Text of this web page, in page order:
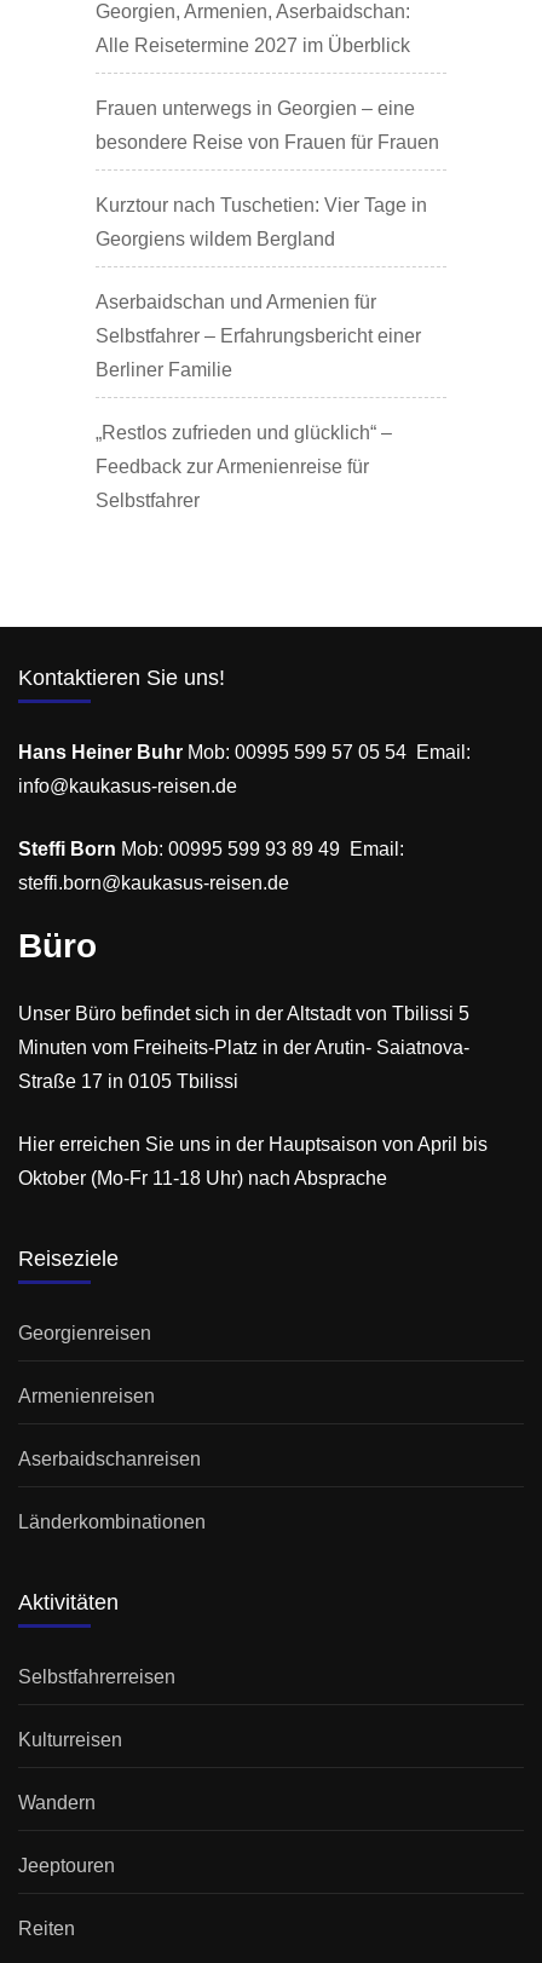
Georgien, Armenien, Aserbaidschan:
Alle Reisetermine 2027 im Überblick
Frauen unterwegs in Georgien – eine
besondere Reise von Frauen für Frauen
Kurztour nach Tuschetien: Vier Tage in
Georgiens wildem Bergland
Aserbaidschan und Armenien für
Selbstfahrer – Erfahrungsbericht einer
Berliner Familie
„Restlos zufrieden und glücklich“ –
Feedback zur Armenienreise für
Selbstfahrer
Kontaktieren Sie uns!
Hans Heiner Buhr Mob: 00995 599 57 05 54 Email:
info@kaukasus-reisen.de
Steffi Born Mob: 00995 599 93 89 49 Email:
steffi.born@kaukasus-reisen.de
Büro
Unser Büro befindet sich in der Altstadt von Tbilissi 5
Minuten vom Freiheits-Platz in der Arutin- Saiatnova-
Straße 17 in 0105 Tbilissi
Hier erreichen Sie uns in der Hauptsaison von April bis
Oktober (Mo-Fr 11-18 Uhr) nach Absprache
Reiseziele
Georgienreisen
Armenienreisen
Aserbaidschanreisen
Länderkombinationen
Aktivitäten
Selbstfahrerreisen
Kulturreisen
Wandern
Jeeptouren
Reiten